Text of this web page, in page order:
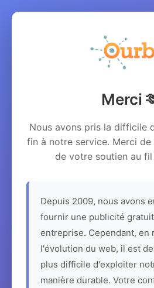
Merci
Nous avons pris la difficile
fin à notre service. Merci
de votre soutien au fil
Depuis 2009, nous avons
fournir une publicité
entreprise. Cependant, en
l'évolution du web, il est
plus difficile d'exploiter
manière durable. Votre